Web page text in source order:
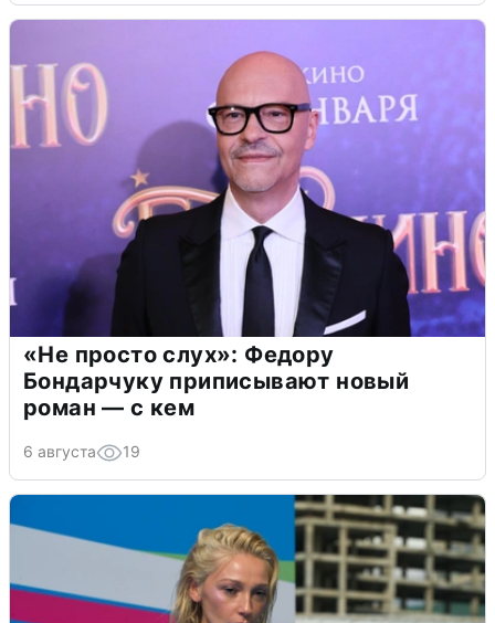
«Не просто слух»: Федору
Бондарчуку приписывают новый
роман — с кем
6 августа 19